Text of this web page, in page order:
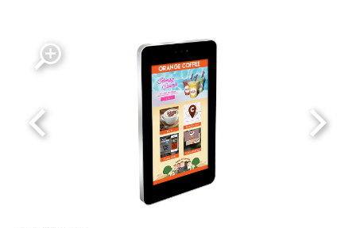
Outdoor PCAP Wall-Mounted Touch Screen